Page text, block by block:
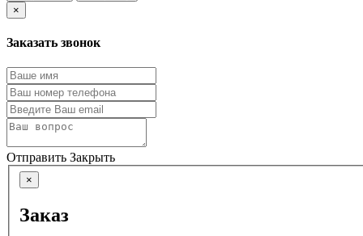
×
Заказать звонок
Отправить Закрыть
×
Заказ